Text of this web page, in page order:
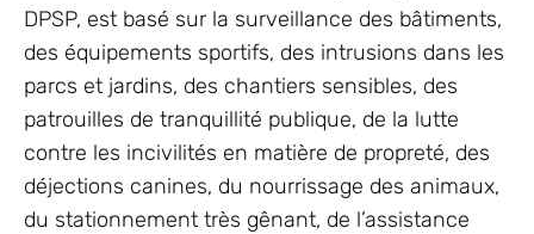
DPSP, est basé sur la surveillance des bâtiments,
des équipements sportifs, des intrusions dans les
parcs et jardins, des chantiers sensibles, des
patrouilles de tranquillité publique, de la lutte
contre les incivilités en matière de propreté, des
déjections canines, du nourrissage des animaux,
du stationnement très gênant, de l’assistance